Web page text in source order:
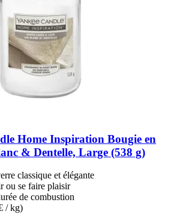
Home Inspiration Bougie en
& Dentelle, Large (538 g)
classique et élégante
ou se faire plaisir
de combustion
/ kg)